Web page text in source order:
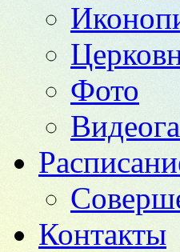
Фото
Контакты